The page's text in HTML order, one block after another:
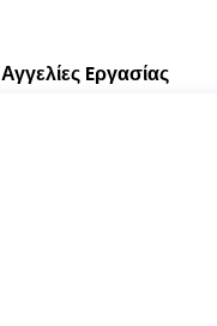
Αγγελίες Eργασίας